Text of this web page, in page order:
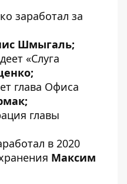
заработал за
Шмыгаль;
«Слуга
глава Офиса
главы
в 2020
Максим